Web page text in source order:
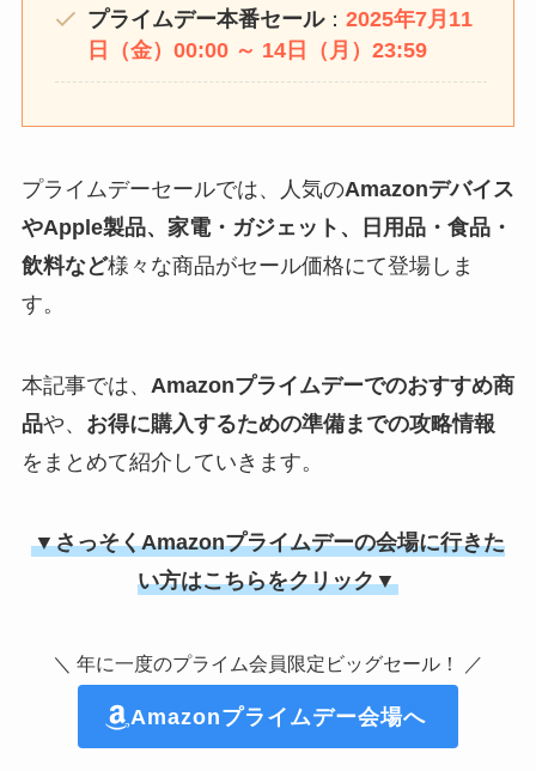
プライムデー本番セール： 2025年7月11
日（金）00:00 ～ 14日（月）23:59
プライムデーセールでは、人気のAmazonデバイス
やApple製品、家電・ガジェット、日用品・食品・
飲料など様々な商品がセール価格にて登場しま
す。
本記事では、 Amazonプライムデーでのおすすめ商
品や、 お得に購入するための準備までの攻略情報
をまとめて紹介していきます。
▼さっそくAmazonプライムデーの会場に行きた
い方はこちらをクリック▼
＼ 年に一度のプライム会員限定ビッグセール！ ／
Amazonプライムデー会場へ